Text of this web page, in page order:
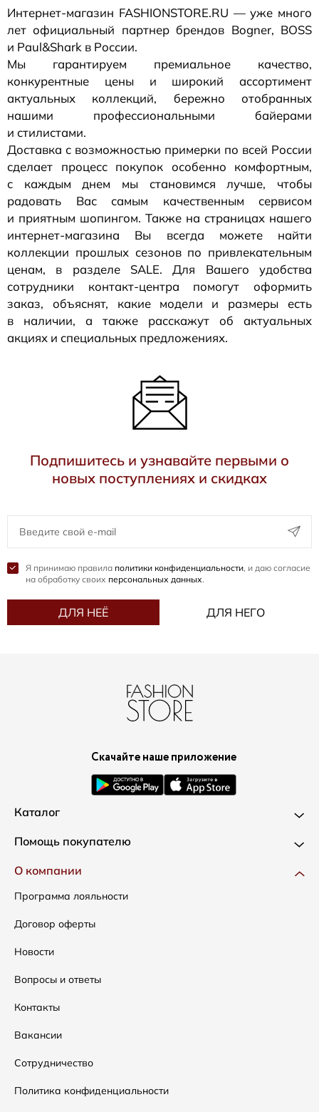
Интернет-магазин FASHIONSTORE.RU — уже много
лет официальный партнер брендов Bogner, BOSS
и Paul&Shark в России.
Мы гарантируем премиальное качество,
конкурентные цены и широкий ассортимент
актуальных коллекций, бережно отобранных
нашими профессиональными байерами
и стилистами.
Доставка с возможностью примерки по всей России
сделает процесс покупок особенно комфортным,
с каждым днем мы становимся лучше, чтобы
радовать Вас самым качественным сервисом
и приятным шопингом. Также на страницах нашего
интернет-магазина Вы всегда можете найти
коллекции прошлых сезонов по привлекательным
ценам, в разделе SALE. Для Вашего удобства
сотрудники контакт-центра помогут оформить
заказ, объяснят, какие модели и размеры есть
в наличии, а также расскажут об актуальных
акциях и специальных предложениях.
Подпишитесь и узнавайте первыми о
новых поступлениях и скидках
Я принимаю правила политики конфиденциальности, и даю согласие
на обработку своих персональных данных.
ДЛЯ НЕЁ ДЛЯ НЕГО
Скачайте наше приложение
Каталог
Новинки
Одежда
Сумки
Аксессуары
Распродажа
Подарочные сертификаты
Помощь покупателю
Доставка и оплата
Как оформить заказ
Условия возвратов
Таблица размеров
Уход за одеждой
О компании
Программа лояльности
Договор оферты
Новости
Вопросы и ответы
Контакты
Вакансии
Сотрудничество
Политика конфиденциальности